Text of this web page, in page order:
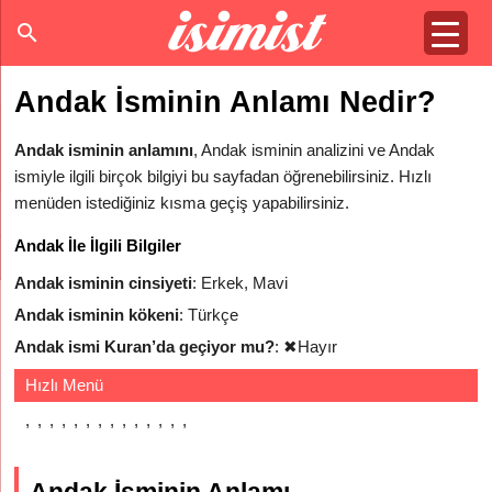
Andak İsminin Anlamı Nedir?
Andak isminin anlamını, Andak isminin analizini ve Andak
ismiyle ilgili birçok bilgiyi bu sayfadan öğrenebilirsiniz. Hızlı
menüden istediğiniz kısma geçiş yapabilirsiniz.
Andak İle İlgili Bilgiler
Andak isminin cinsiyeti: Erkek, Mavi
Andak isminin kökeni: Türkçe
Andak ismi Kuran’da geçiyor mu?: ✖Hayır
Hızlı Menü